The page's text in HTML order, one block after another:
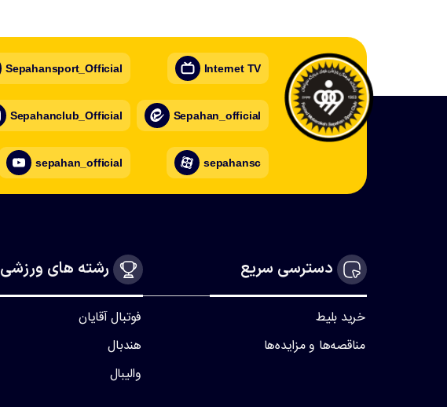
Sepahansport_Official
Sepahanclub_Official
sepahan_official
Internet TV
Sepahan_official
sepahansc
دسترسی سریع
خرید بلیط
مناقصه‌ها و مزایده‌ها
رشته های ورزشی
فوتبال آقایان
هندبال
والیبال